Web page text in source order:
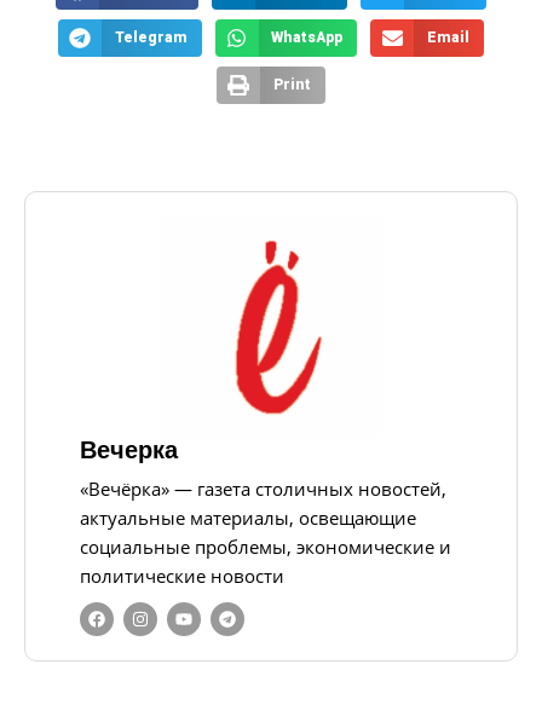
Telegram WhatsApp Email
Print
Вечерка
«Вечёрка» — газета столичных новостей,
актуальные материалы, освещающие
социальные проблемы, экономические и
политические новости